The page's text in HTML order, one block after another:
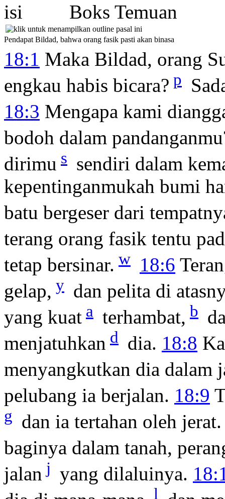
Boks Temuan
Pendapat Bildad, bahwa orang fasik pasti akan binasa
18:1 Maka Bildad, orang
engkau habis bicara? p
18:3 Mengapa kami
bodoh dalam
dirimu s sendiri dalam
kepentinganmukah bumi
batu bergeser dari
terang orang fasik tentu
tetap bersinar. w 18:6
gelap, y dan pelita di
yang kuat a terhambat, b
menjatuhkan d dia. 18:8
menyangkutkan dia dalam
pelubang ia berjalan. 18:9
g dan ia tertahan oleh
baginya dalam tanah,
jalan j yang dilaluinya.
l